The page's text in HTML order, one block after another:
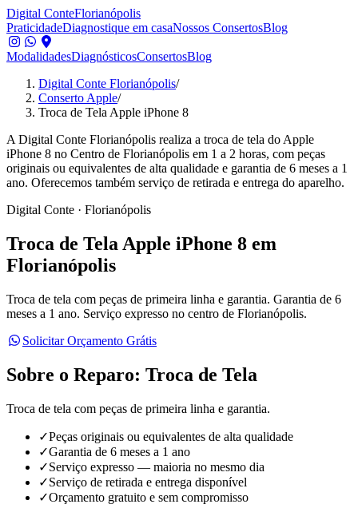
Digital ConteFlorianópolis
PraticidadeDiagnostique em casaNossos ConsertosBlog
ModalidadesDiagnósticosConsertosBlog
Digital Conte Florianópolis/
Conserto Apple/
Troca de Tela Apple iPhone 8
A Digital Conte Florianópolis realiza a troca de tela do Apple
iPhone 8 no Centro de Florianópolis em 1 a 2 horas, com peças
originais ou equivalentes de alta qualidade e garantia de 6 meses a 1
ano. Oferecemos também serviço de retirada e entrega do aparelho.
Digital Conte · Florianópolis
Troca de Tela Apple iPhone 8 em
Florianópolis
Troca de tela com peças de primeira linha e garantia. Garantia de 6
meses a 1 ano. Serviço expresso no centro de Florianópolis.
Solicitar Orçamento Grátis
Sobre o Reparo: Troca de Tela
Troca de tela com peças de primeira linha e garantia.
✓Peças originais ou equivalentes de alta qualidade
✓Garantia de 6 meses a 1 ano
✓Serviço expresso — maioria no mesmo dia
✓Serviço de retirada e entrega disponível
✓Orçamento gratuito e sem compromisso